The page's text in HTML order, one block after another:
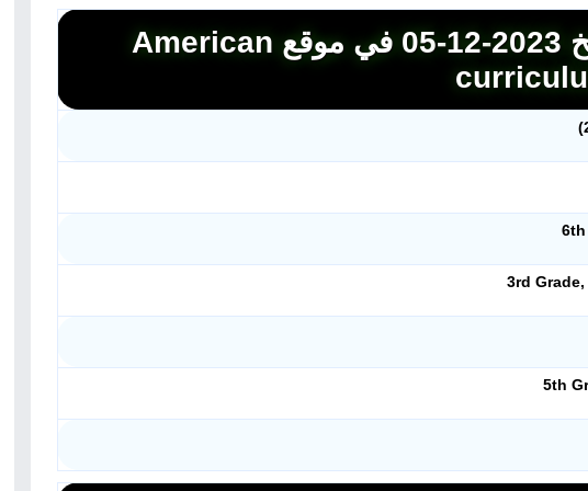
جميع ملفات يوم الثلاثاء بتاريخ 2023-12-05 في موقع American
6th
3rd
5th